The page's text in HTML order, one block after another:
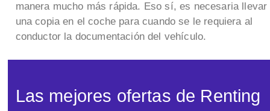
manera mucho más rápida. Eso sí, es necesaria llevar
una copia en el coche para cuando se le requiera al
conductor la documentación del vehículo.
Las mejores ofertas de Renting